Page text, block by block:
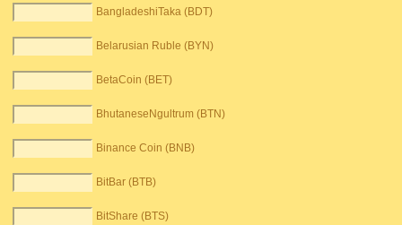
BangladeshiTaka (BDT)
Belarusian Ruble (BYN)
BetaCoin (BET)
BhutaneseNgultrum (BTN)
Binance Coin (BNB)
BitBar (BTB)
BitShare (BTS)